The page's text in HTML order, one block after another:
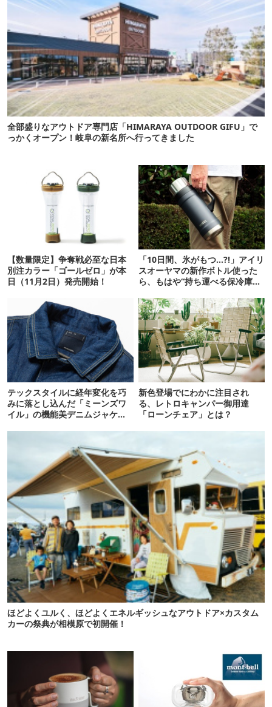
全部盛りなアウトドア専門店「HIMARAYA OUTDOOR GIFU」で
っかくオープン！岐阜の新名所へ行ってきました
【数量限定】争奪戦必至な日本
別注カラー「ゴールゼロ」が本
日（11月2日）発売開始！
「10日間、氷がもつ…?!」アイリ
スオーヤマの新作ボトル使った
ら、もはや“持ち運べる保冷庫
テックスタイルに経年変化を巧
みに落とし込んだ「ミーンズワ
イル」の機能美デニムジャケッ
新色登場でにわかに注目され
る、レトロキャンパー御用達
「ローンチェア」とは？
ほどよくユルく、ほどよくエネルギッシュなアウトドア×カスタム
カーの祭典が相模原で初開催！